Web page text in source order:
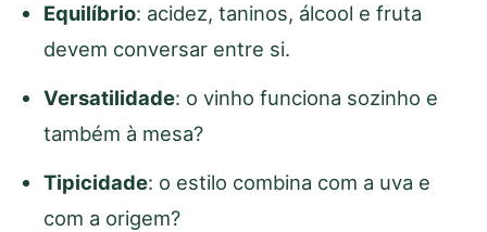
Equilíbrio: acidez, taninos, álcool e fruta
devem conversar entre si.
Versatilidade: o vinho funciona sozinho e
também à mesa?
Tipicidade: o estilo combina com a uva e
com a origem?